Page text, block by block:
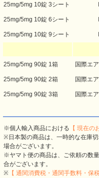
25mg/5mg 10錠 3シート
25mg/5mg 10錠 6シート
25mg/5mg 10錠 9シート
25mg/5mg 90錠 1箱 国際エ
25mg/5mg 90錠 2箱 国際エ
25mg/5mg 90錠 3箱 国際エ
※個人輸入商品における 【 現在の
※日本製の商品は、一時的な在庫
場合がございます。
※ヤマト便の商品は、ご依頼の数
合がございます。
※ 【 通関消費税・通関手数料・保